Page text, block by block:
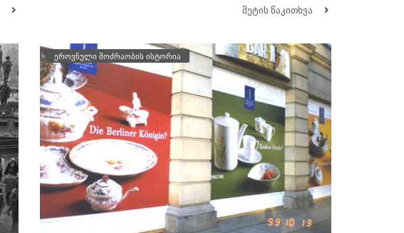
მეტის წაკითხვა
ეროვნული მოძრაობის ისტორია